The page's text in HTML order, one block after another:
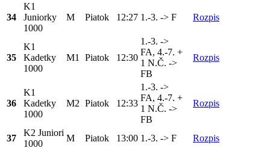
34
K1
Juniorky
1000
M Piatok 12:27 1.-3. -> F Rozpis
35
K1
Kadetky
1000
M1 Piatok 12:30
1.-3. ->
FA, 4.-7. +
1 N.Č. ->
FB
Rozpis
36
K1
Kadetky
1000
M2 Piatok 12:33
1.-3. ->
FA, 4.-7. +
1 N.Č. ->
FB
Rozpis
37
K2 Juniori
1000
M Piatok 13:00 1.-3. -> F Rozpis